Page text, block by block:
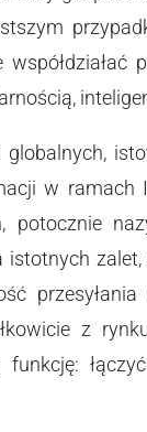
w
z
funkcję: